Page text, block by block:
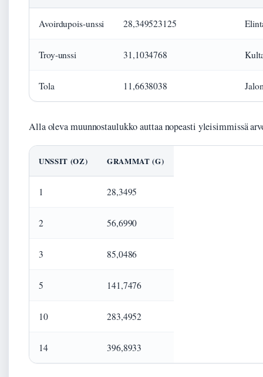
Avoirdupois-unssi 28,349523125
Troy-unssi 31,1034768
Tola 11,6638038
Alla oleva muunnostaulukko auttaa nopeasti yleisimmissä
UNSSIT (OZ) GRAMMAT (G)
1 28,3495
2 56,6990
3 85,0486
5 141,7476
10 283,4952
14 396,8933